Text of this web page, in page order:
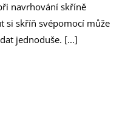
navrhování skříně
si skříň svépomocí může
jednoduše. [...]